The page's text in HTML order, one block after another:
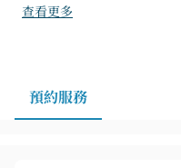
式、但有在地感的用餐選
查看更多
預約服務